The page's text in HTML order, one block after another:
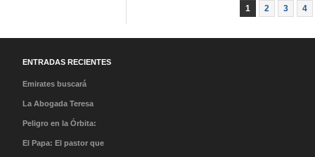
1 2 3 4
ENTRADAS RECIENTES
Emirates buscará
tripulantes en México en
La Abogada Teresa
Stella Mera Gómez es la
Peligro en la Órbita:
¿Qué es la «Basura
El Papa: El pastor que